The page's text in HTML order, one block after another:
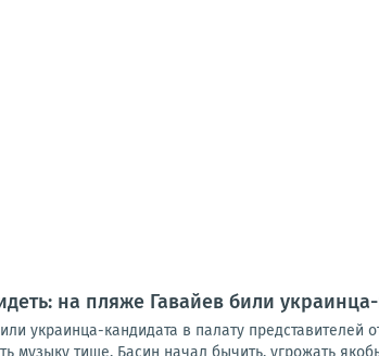
на пляже Гавайев били
украинца-кандидата в палату представителей
музыку тише. Басин начал бычить, угрожать